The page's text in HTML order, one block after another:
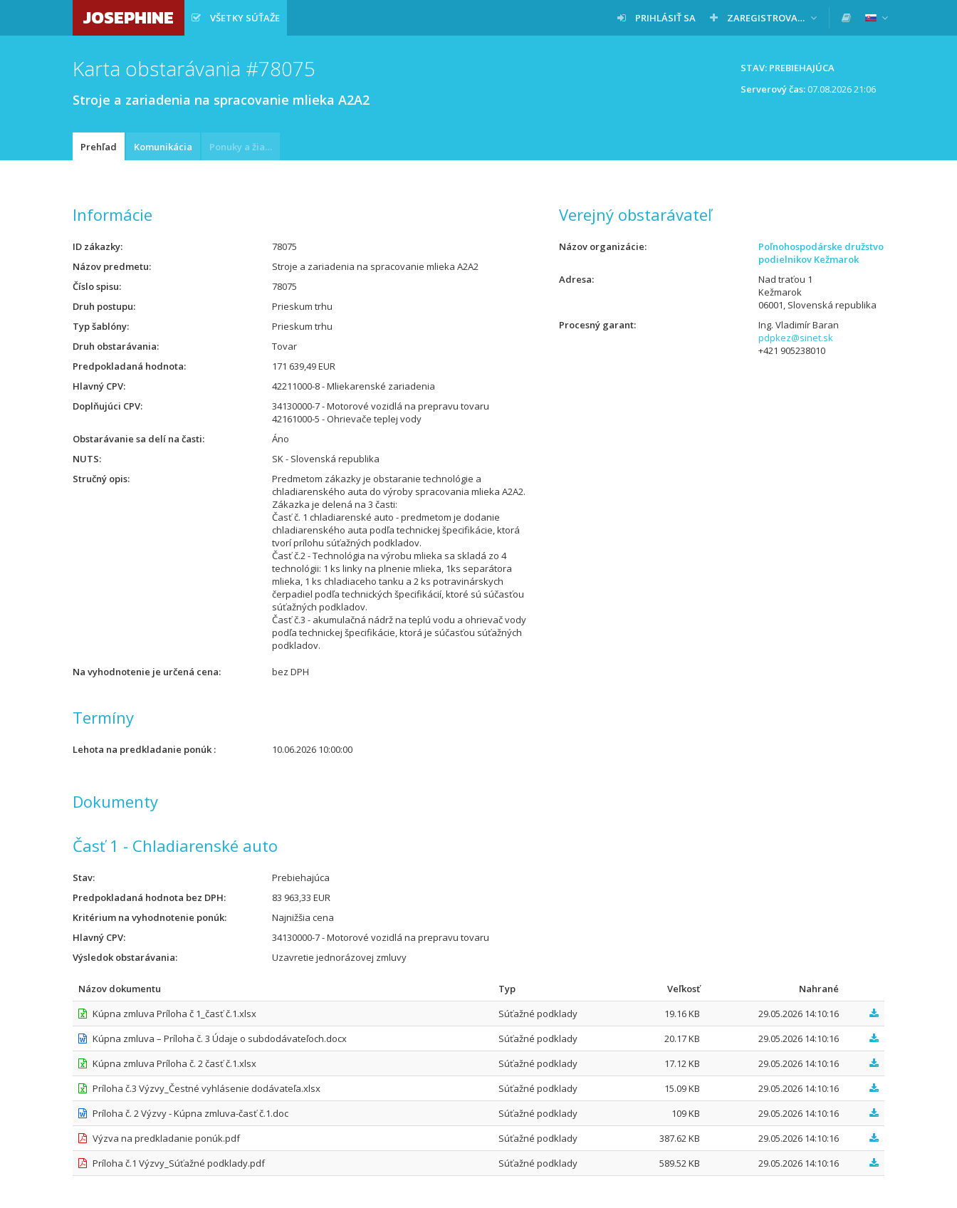
JOSEPHINE VŠETKY SÚŤAŽE PRIHLÁSIŤ SA ZAREGISTROVAŤ SA
STAV: PREBIEHAJÚCA
Serverový čas:07.08.2026 21:06
Karta obstarávania #78075
Stroje a zariadenia na spracovanie mlieka A2A2
Prehľad Komunikácia Ponuky a žiadosti
Informácie
ID zákazky
78075
Názov predmetu
Stroje a zariadenia na spracovanie mlieka A2A2
Číslo spisu
78075
Druh postupu
Prieskum trhu
Typ šablóny
Prieskum trhu
Druh obstarávania
Tovar
Predpokladaná hodnota
171 639,49 EUR
Hlavný CPV
42211000-8 - Mliekarenské zariadenia
Doplňujúci CPV
34130000-7 - Motorové vozidlá na prepravu tovaru
42161000-5 - Ohrievače teplej vody
Obstarávanie sa delí na časti
Áno
NUTS
SK - Slovenská republika
Stručný opis
Predmetom zákazky je obstaranie technológie a
chladiarenského auta do výroby spracovania mlieka A2A2.
Zákazka je delená na 3 časti:
Časť č. 1 chladiarenské auto - predmetom je dodanie
chladiarenského auta podľa technickej špecifikácie, ktorá
tvorí prílohu súťažných podkladov.
Časť č.2 - Technológia na výrobu mlieka sa skladá zo 4
technológii: 1 ks linky na plnenie mlieka, 1ks separátora
mlieka, 1 ks chladiaceho tanku a 2 ks potravinárskych
čerpadiel podľa technických špecifikácií, ktoré sú súčasťou
súťažných podkladov.
Časť č.3 - akumulačná nádrž na teplú vodu a ohrievač vody
podľa technickej špecifikácie, ktorá je súčasťou súťažných
podkladov.
Na vyhodnotenie je určená cena bez DPH
Termíny
Lehota na predkladanie ponúk 10.06.2026 10:00:00
Verejný obstarávateľ
Názov organizácie
Poľnohospodárske družstvo
podielnikov Kežmarok
Adresa
Nad traťou 1
Kežmarok
06001, Slovenská republika
Procesný garant
Ing. Vladimír Baran
pdpkez@sinet.sk
+421 905238010
Dokumenty
Časť 1 - Chladiarenské auto
Stav
Prebiehajúca
Predpokladaná hodnota bez DPH
83 963,33 EUR
Kritérium na vyhodnotenie ponúk
Najnižšia cena
Hlavný CPV
34130000-7 - Motorové vozidlá na prepravu tovaru
Výsledok obstarávania
Uzavretie jednorázovej zmluvy
Názov dokumentu Typ Veľkosť
Nahrané
Kúpna zmluva Príloha č 1_časť č.1.xlsx
Súťažné podklady 19.16 KB
29.05.2026 14:10:16
Kúpna zmluva – Príloha č. 3 Údaje o subdodávateľoch.docx
Súťažné podklady 20.17 KB
29.05.2026 14:10:16
Kúpna zmluva Príloha č. 2 časť č.1.xlsx
Súťažné podklady 17.12 KB
29.05.2026 14:10:16
Príloha č.3 Výzvy_Čestné vyhlásenie dodávateľa.xlsx
Súťažné podklady 15.09 KB
29.05.2026 14:10:16
Príloha č. 2 Výzvy - Kúpna zmluva-časť č.1.doc
Súťažné podklady 109 KB
29.05.2026 14:10:16
Výzva na predkladanie ponúk.pdf
Súťažné podklady 387.62 KB
29.05.2026 14:10:16
Príloha č.1 Výzvy_Súťažné podklady.pdf
Súťažné podklady 589.52 KB 29.05.2026 14:10:16